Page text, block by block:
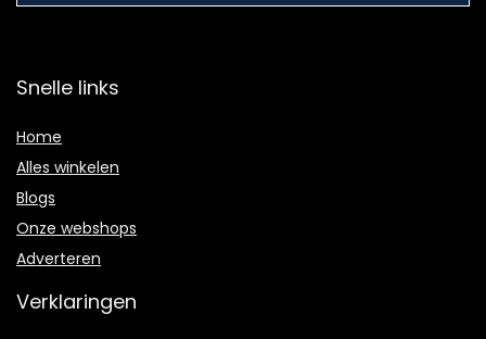
Snelle links
Home
Alles winkelen
Blogs
Onze webshops
Adverteren
Verklaringen